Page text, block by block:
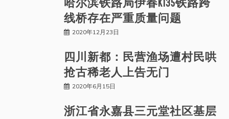
线桥存在严重质量问题
2020年12月23日
四川新都：民营渔场遭村民哄
抢古稀老人上告无门
2020年6月15日
浙江省永嘉县三元堂社区基层